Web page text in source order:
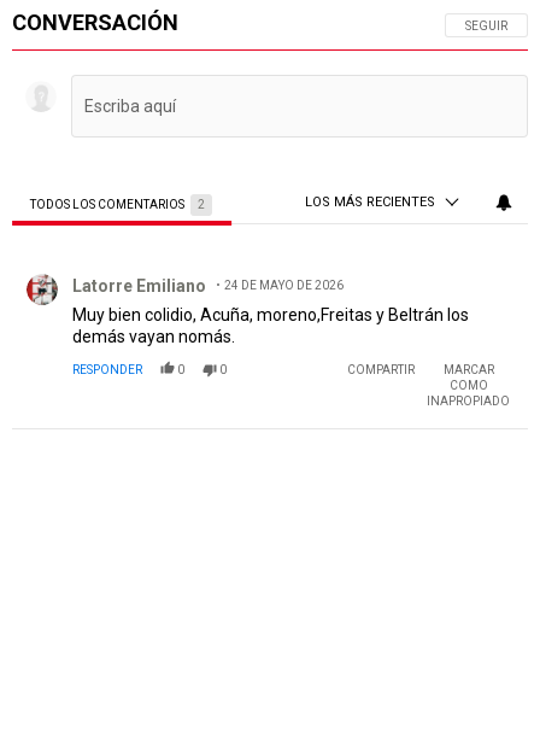
CONVERSACIÓN SIGA ESTA
SEGUIR
TODOS LOS COMENTARIOS 2 LOS MÁS RECIENTES
Latorre Emiliano 24 DE MAYO DE 2026
Muy bien colidio, Acuña, moreno,Freitas y Beltrán los
demás vayan nomás.
RESPONDER 0 0 COMPARTIR
MARCAR
COMO
INAPROPIADO